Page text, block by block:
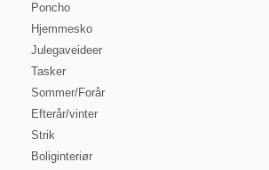
Poncho
Hjemmesko
Julegaveideer
Tasker
Sommer/Forår
Efterår/vinter
Strik
Boliginteriør